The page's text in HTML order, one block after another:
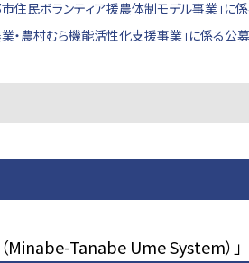
住民ボランティア援農体制モデル事業」に
・農村むら機能活性化支援事業」に係る公
Minabe-Tanabe Ume System）」